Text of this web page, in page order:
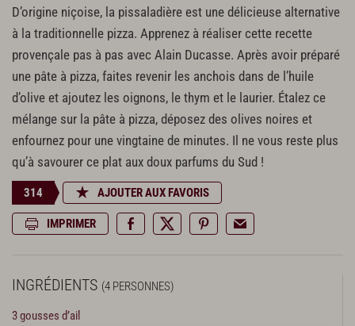
D’origine niçoise, la pissaladière est une délicieuse alternative
à la traditionnelle pizza. Apprenez à réaliser cette recette
provençale pas à pas avec Alain Ducasse. Après avoir préparé
une pâte à pizza, faites revenir les anchois dans de l’huile
d’olive et ajoutez les oignons, le thym et le laurier. Étalez ce
mélange sur la pâte à pizza, déposez des olives noires et
enfournez pour une vingtaine de minutes. Il ne vous reste plus
qu’à savourer ce plat aux doux parfums du Sud !
314 AJOUTER AUX FAVORIS
IMPRIMER
INGRÉDIENTS (4 PERSONNES)
3 gousses d’ail